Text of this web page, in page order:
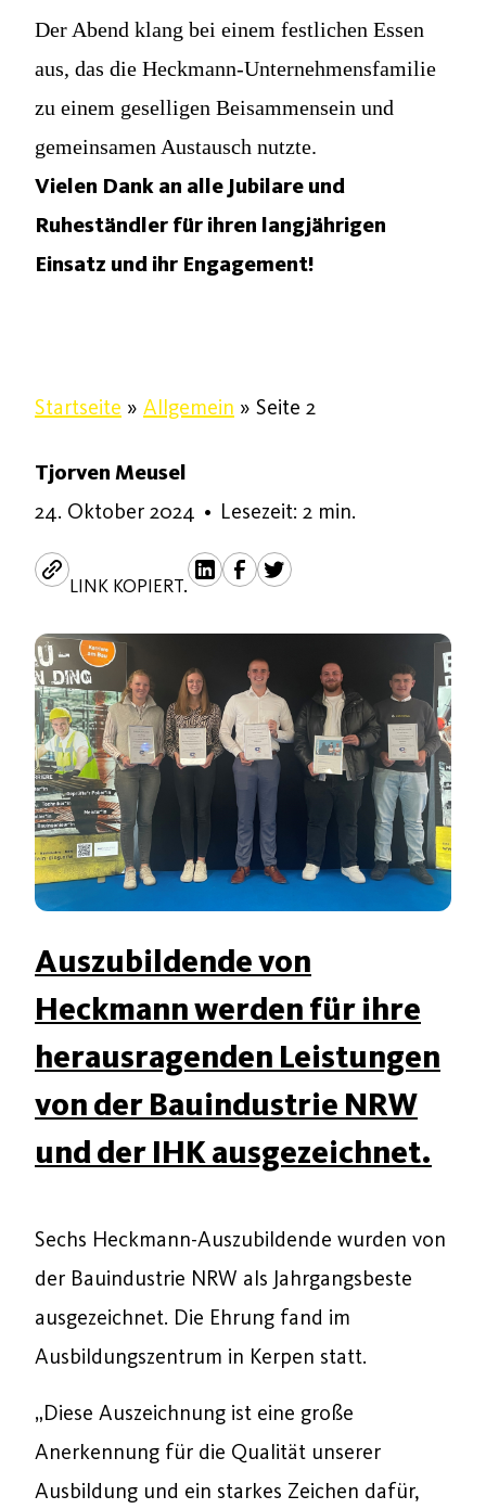
Der Abend klang bei einem festlichen Essen
aus, das die Heckmann-Unternehmensfamilie
zu einem geselligen Beisammensein und
gemeinsamen Austausch nutzte.
Vielen Dank an alle Jubilare und
Ruheständler für ihren langjährigen
Einsatz und ihr Engagement!
Startseite » Allgemein » Seite 2
Tjorven Meusel
24. Oktober 2024 24. Oktober 2024
• Lesezeit: 2 min.
LINK KOPIERT.
Auszubildende von
Heckmann werden für ihre
herausragenden Leistungen
von der Bauindustrie NRW
und der IHK ausgezeichnet.
Sechs Heckmann-Auszubildende wurden von
der Bauindustrie NRW als Jahrgangsbeste
ausgezeichnet. Die Ehrung fand im
Ausbildungszentrum in Kerpen statt.
„Diese Auszeichnung ist eine große
Anerkennung für die Qualität unserer
Ausbildung und ein starkes Zeichen dafür,